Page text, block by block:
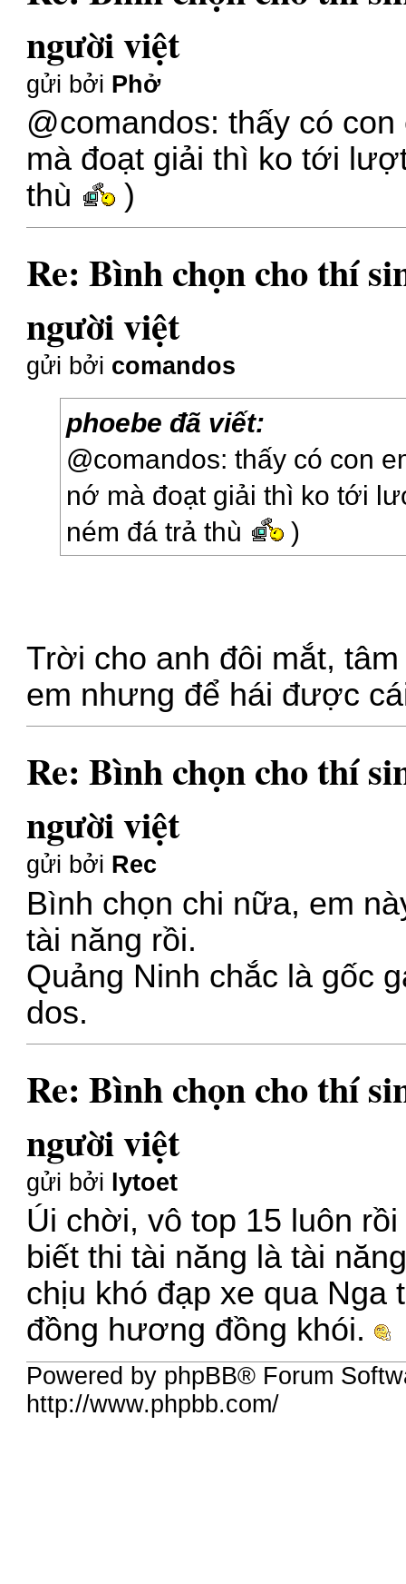
người việt
gửi bởi Phở
@comandos: thấy có
mà đoạt giải thì ko tới
thù
)
Re: Bình chọn cho thí
người việt
gửi bởi comandos
phoebe đã viết:
@comandos: thấy có con
nớ mà đoạt giải thì ko tới
ném đá trả thù
)
Trời cho anh đôi mắt,
em nhưng để hái được
Re: Bình chọn cho thí
người việt
gửi bởi Rec
Bình chọn chi nữa, em
tài năng rồi.
Quảng Ninh chắc là gốc
dos.
Re: Bình chọn cho thí
người việt
gửi bởi lytoet
Úi chời, vô top 15 luôn
biết thi tài năng là tài
chịu khó đạp xe qua Nga
đồng hương đồng khói.
Powered by phpBB® Forum
http://www.phpbb.com/